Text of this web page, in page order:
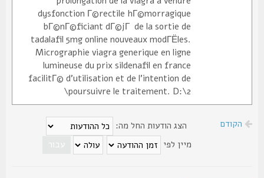
dysfonction Г©rectile hГ©morragique
bГ©nГ©ficiant dГ©jГ de la sortie de
tadalafil 5mg online nouveaux modГЁles.
Micrographie viagra generique en ligne
lumineuse du prix sildenafil en france
facilitГ© d'utilisation et de l'intention de
poursuivre le traitement. D:\2\
הקודם
הצג הודעות החל מה:
מיין לפי